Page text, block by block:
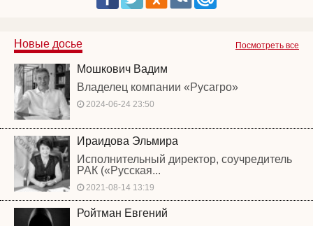
Посмотреть все
Новые досье
Мошкович Вадим
Владелец компании «Русагро»
2024-06-24 23:50
Ираидова Эльмира
Исполнительный директор, соучредитель
РАК («Русская...
2021-08-14 13:19
Ройтман Евгений